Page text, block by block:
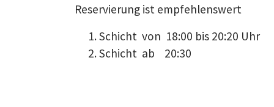
Reservierung ist empfehlenswert
Schicht von 18:00 bis 20:20 Uhr
Schicht ab 20:30